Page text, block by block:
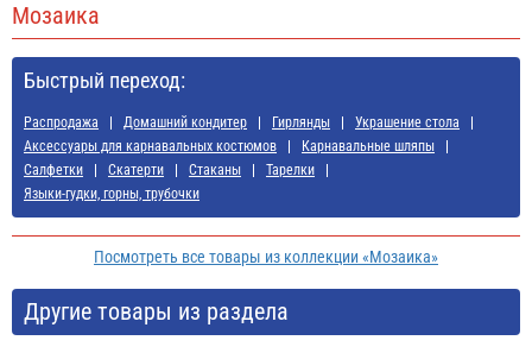
Мозаика
Быстрый переход:
Распродажа Домашний кондитер Гирлянды
Украшение стола
Аксессуары для карнавальных костюмов
Карнавальные шляпы
Салфетки
Скатерти Стаканы
Тарелки
Языки-гудки, горны, трубочки
Посмотреть все товары из коллекции «Мозаика»
Другие товары из раздела